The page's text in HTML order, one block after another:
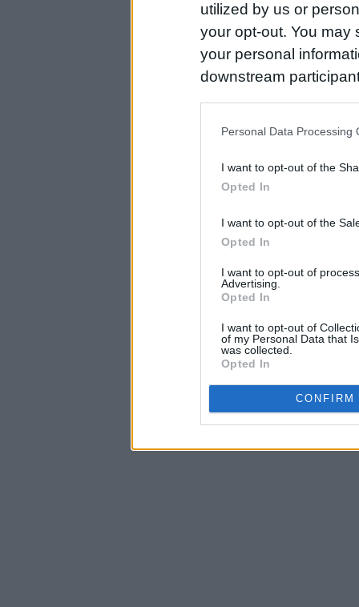
utilized by us or
your opt-out. You may
your personal
downstream
us to third parties on
Personal Data Processing
I want to opt-out of the
Opted In
I want to opt-out of the
Opted In
I want to opt-out of
Advertising.
Opted In
I want to opt-out of
of my Personal Data that
was collected.
Opted In
CONFIRM